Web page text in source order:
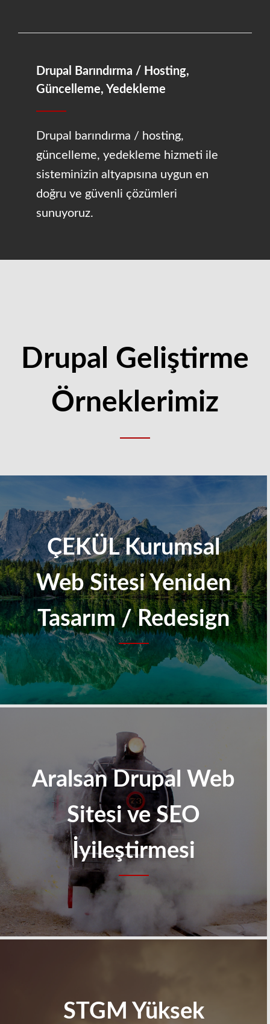
Drupal Barındırma / Hosting,
Güncelleme, Yedekleme
Drupal barındırma / hosting,
güncelleme, yedekleme hizmeti ile
sisteminizin altyapısına uygun en
doğru ve güvenli çözümleri
sunuyoruz.
Drupal Geliştirme
Örneklerimiz
ÇEKÜL Kurumsal
Web Sitesi Yeniden
Tasarım / Redesign
Aralsan Drupal Web
Sitesi ve SEO
İyileştirmesi
STGM Yüksek